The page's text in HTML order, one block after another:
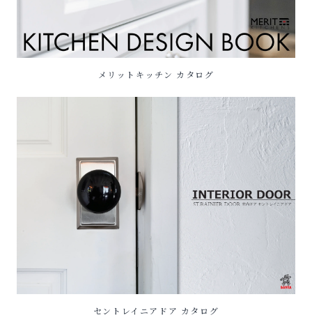
メリットキッチン カタログ
セントレイニアドア カタログ